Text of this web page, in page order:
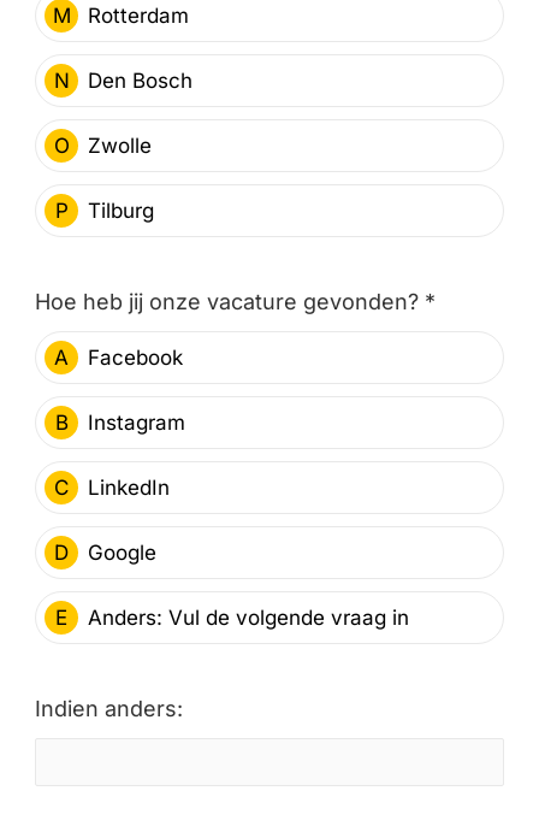
M Rotterdam
N Den Bosch
O Zwolle
P Tilburg
Hoe heb jij onze vacature gevonden? *
A Facebook
B Instagram
C LinkedIn
D Google
E Anders: Vul de volgende vraag in
Indien anders: